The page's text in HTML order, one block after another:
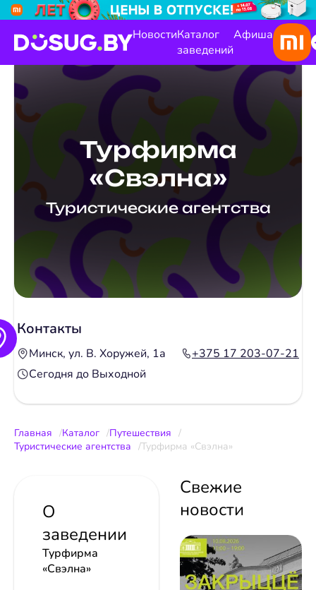
НовостиКаталог
заведений
Афиша
Турфирма
«Свэлна»
Туристические агентства
Контакты
Минск, ул. В. Хоружей, 1а
+375 17 203-07-21
Сегодня до Выходной
Главная Каталог
Путешествия
Туристические агентства
Турфирма «Свэлна»
О
заведении
Турфирма
«Свэлна»
Свежие
новости